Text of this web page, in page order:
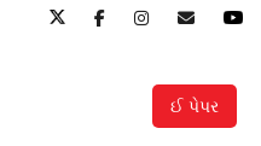
ઈ પેપર